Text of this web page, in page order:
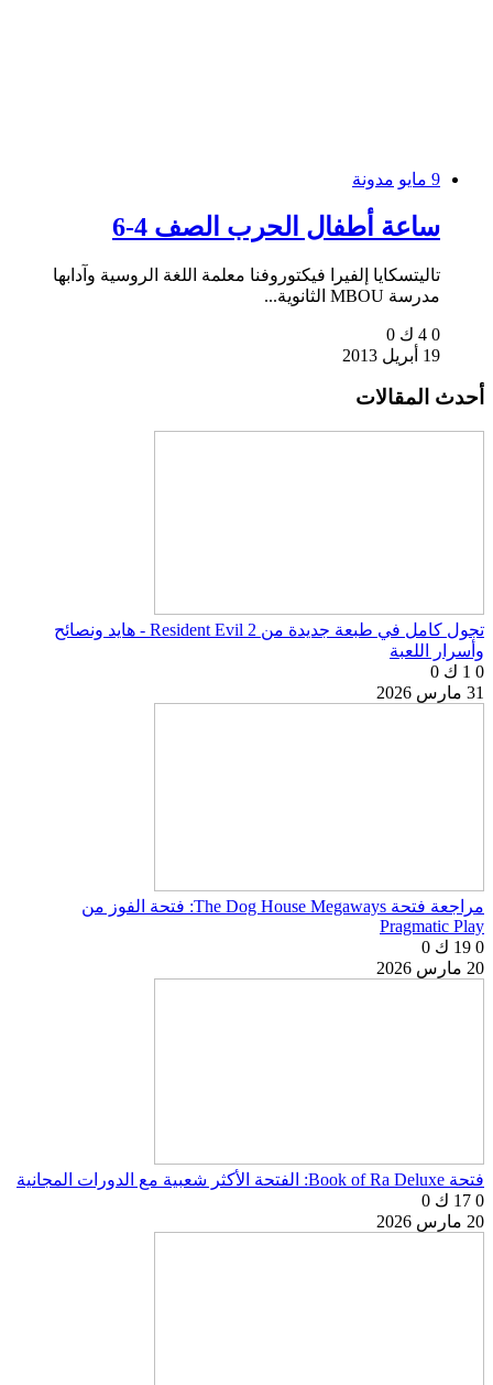
9 مايو مدونة
ساعة أطفال الحرب الصف 4-6
تاليتسكايا إلفيرا فيكتوروفنا معلمة اللغة الروسية وآدابها
مدرسة MBOU الثانوية...
0 4 ك
0
19 أبريل 2013
أحدث المقالات
تجول كامل في طبعة جديدة من Resident Evil 2 - هايد ونصائح
وأسرار اللعبة
0 1 ك
0
31 مارس 2026
مراجعة فتحة The Dog House Megaways: فتحة الفوز من
Pragmatic Play
0 19 ك
0
20 مارس 2026
فتحة Book of Ra Deluxe: الفتحة الأكثر شعبية مع الدورات المجانية
0 17 ك
0
20 مارس 2026